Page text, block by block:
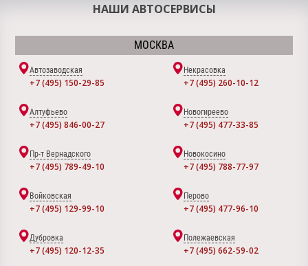
НАШИ АВТОСЕРВИСЫ
МОСКВА
Автозаводская
+7 (495) 150-29-85
Некрасовка
+7 (495) 260-10-12
Алтуфьево
+7 (495) 846-00-27
Новогиреево
+7 (495) 477-33-85
Пр-т Вернадского
+7 (495) 789-49-10
Новокосино
+7 (495) 788-77-97
Войковская
+7 (495) 129-99-10
Перово
+7 (495) 477-96-10
Дубровка
+7 (495) 120-12-35
Полежаевская
+7 (495) 662-59-02